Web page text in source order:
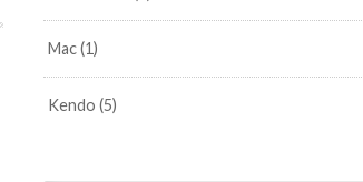
Mac(1)
Kendo(5)